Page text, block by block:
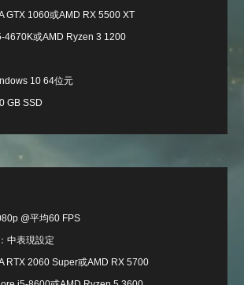
GTX 1060或AMD RX 5500 XT
4670K或AMD Ryzen 3 1200
10 64位元
GB SSD
@平均60 FPS
中表現設定
RTX 2060 Super或AMD RX 5700